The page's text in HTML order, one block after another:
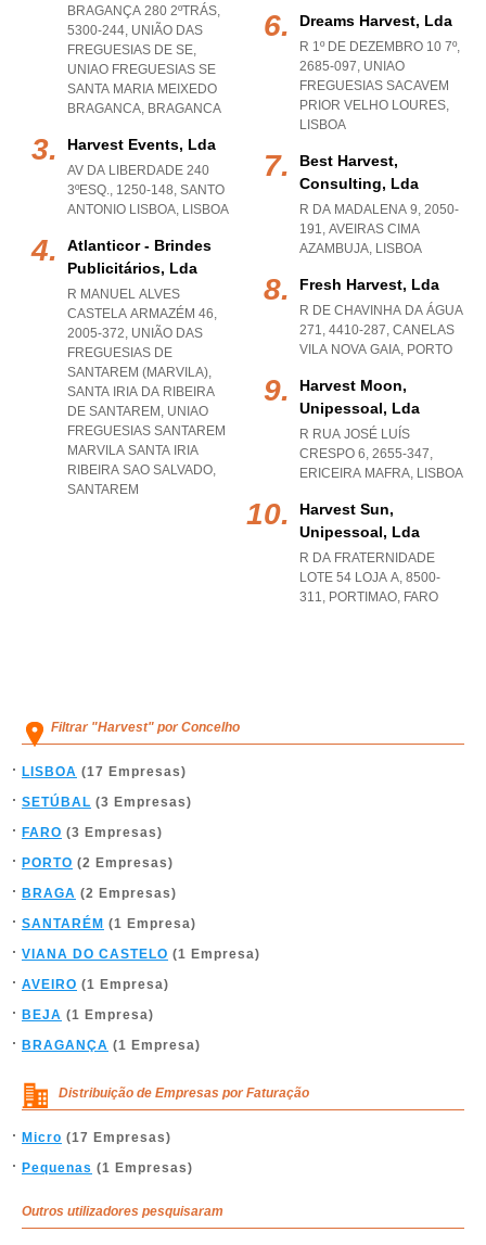
BRAGANÇA 280 2ºTRÁS,
5300-244, UNIÃO DAS
FREGUESIAS DE SE,
UNIAO FREGUESIAS SE
SANTA MARIA MEIXEDO
BRAGANCA, BRAGANCA
Harvest Events, Lda
AV DA LIBERDADE 240
3ºESQ., 1250-148, SANTO
ANTONIO LISBOA, LISBOA
Atlanticor - Brindes
Publicitários, Lda
R MANUEL ALVES
CASTELA ARMAZÉM 46,
2005-372, UNIÃO DAS
FREGUESIAS DE
SANTAREM (MARVILA),
SANTA IRIA DA RIBEIRA
DE SANTAREM , UNIAO
FREGUESIAS SANTAREM
MARVILA SANTA IRIA
RIBEIRA SAO SALVADO,
SANTAREM
Dreams Harvest, Lda
R 1º DE DEZEMBRO 10 7º,
2685-097, UNIAO
FREGUESIAS SACAVEM
PRIOR VELHO LOURES,
LISBOA
Best Harvest,
Consulting, Lda
R DA MADALENA 9, 2050-
191, AVEIRAS CIMA
AZAMBUJA, LISBOA
Fresh Harvest, Lda
R DE CHAVINHA DA ÁGUA
271, 4410-287, CANELAS
VILA NOVA GAIA, PORTO
Harvest Moon,
Unipessoal, Lda
R RUA JOSÉ LUÍS
CRESPO 6, 2655-347,
ERICEIRA MAFRA, LISBOA
Harvest Sun,
Unipessoal, Lda
R DA FRATERNIDADE
LOTE 54 LOJA A, 8500-
311, PORTIMAO, FARO
Filtrar "Harvest" por Concelho
LISBOA (17 Empresas)
SETÚBAL (3 Empresas)
FARO (3 Empresas)
PORTO (2 Empresas)
BRAGA (2 Empresas)
SANTARÉM (1 Empresa)
VIANA DO CASTELO (1 Empresa)
AVEIRO (1 Empresa)
BEJA (1 Empresa)
BRAGANÇA (1 Empresa)
Distribuição de Empresas por Faturação
Micro (17 Empresas)
Pequenas (1 Empresas)
Outros utilizadores pesquisaram